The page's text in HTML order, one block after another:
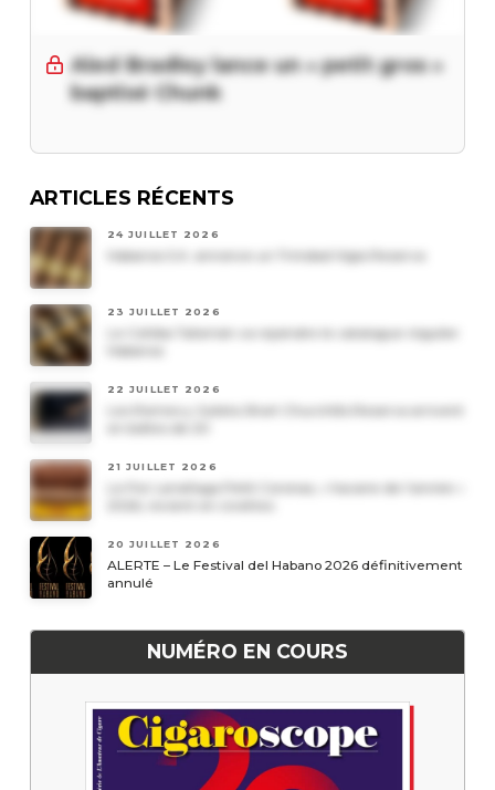
Aled Bradley lance un « petit gros »
baptisé Chunk
ARTICLES RÉCENTS
24 JUILLET 2026
Habanos S.A. annonce un Trinidad Vigia Reserva
23 JUILLET 2026
Le Cohiba Talismán va rejoindre le catalogue régulier
22 JUILLET 2026
21 JUILLET 2026
Le Por Larrañaga Petit Coronas, « havane de l’année »
20 JUILLET 2026
ALERTE – Le Festival del Habano 2026 définitivement
annulé
NUMÉRO EN COURS